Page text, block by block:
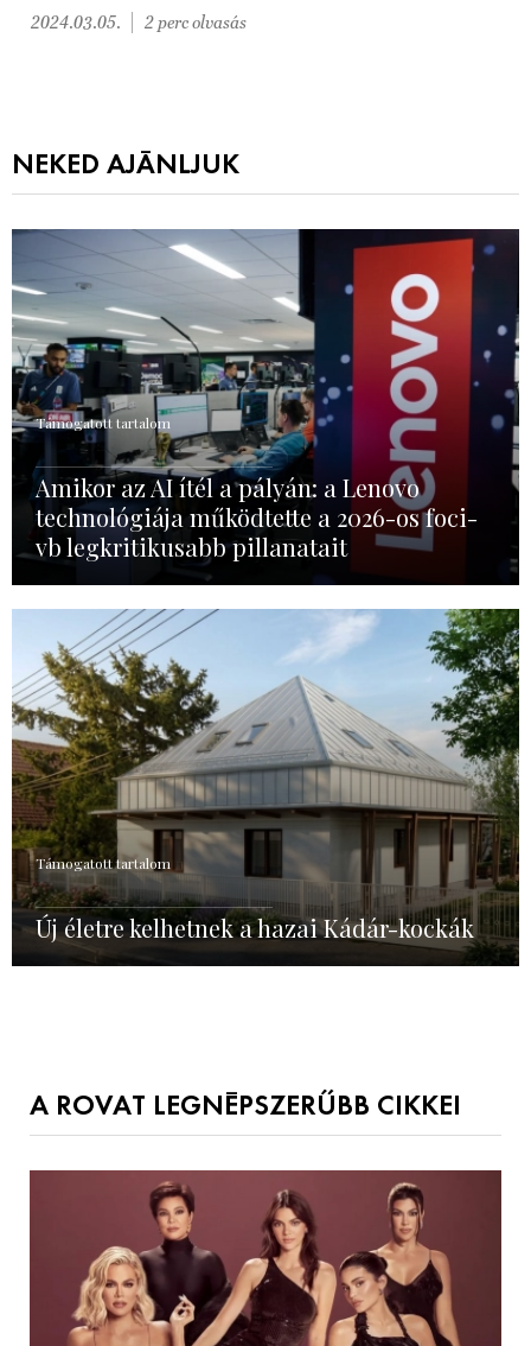
2024.03.05. 2 perc olvasás
NEKED AJÁNLJUK
Támogatott tartalom
Amikor az AI ítél a pályán: a Lenovo
technológiája működtette a 2026-os foci-
vb legkritikusabb pillanatait
Támogatott tartalom
Új életre kelhetnek a hazai Kádár-kockák
A ROVAT LEGNÉPSZERŰBB CIKKEI